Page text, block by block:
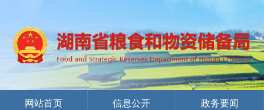
网站首页 信息公开 政务要闻